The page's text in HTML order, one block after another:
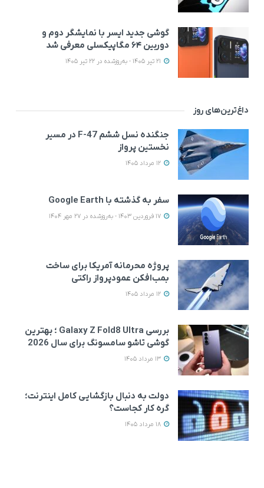
گوشی جدید ایسر با نمایشگر دوم و
دوربین ۶۴ مگاپیکسلی معرفی شد
داغ‌ترین‌های روز
جنگنده نسل ششم F-47 در مسیر
نخستین پرواز
سفر به گذشته با Google Earth
پروژه محرمانه آمریکا برای ساخت
بمب‌افکن عمودپرواز راکتی
بررسی Galaxy Z Fold8 Ultra ؛ بهترین
گوشی تاشو سامسونگ برای سال 2026
دولت به دنبال بازگشایی کامل اینترنت؛
گره کار کجاست؟